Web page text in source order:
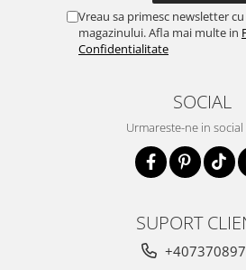
Vreau sa primesc newsletter
magazinului. Afla mai multe in
Confidentialitate
SOCIAL
Urmareste-ne in
SUPORT